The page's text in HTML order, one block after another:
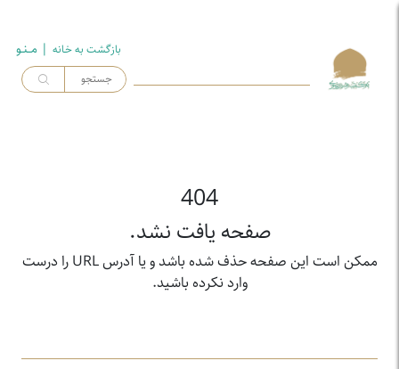
بازگشت به خـانه | مــنـو
404
صفحه یافت نشد.
ممکن است این صفحه حذف شده باشد و یا آدرس URL را درست
وارد نکرده باشید.